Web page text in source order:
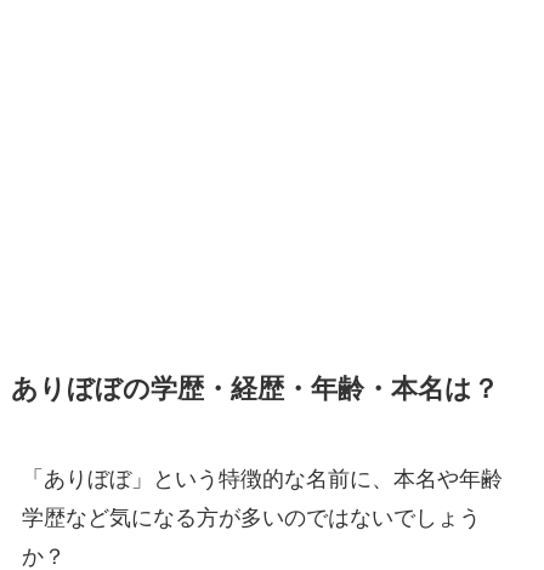
ありぼぼの学歴・経歴・年齢・本名は？
「ありぼぼ」という特徴的な名前に、本名や年齢
学歴など気になる方が多いのではないでしょう
か？